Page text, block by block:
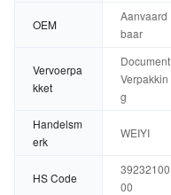
OEM
Aanvaard
baar
Vervoerpa
kket
Document
Verpakkin
g
Handelsm
erk
WEIYI
HS Code
39232100
00